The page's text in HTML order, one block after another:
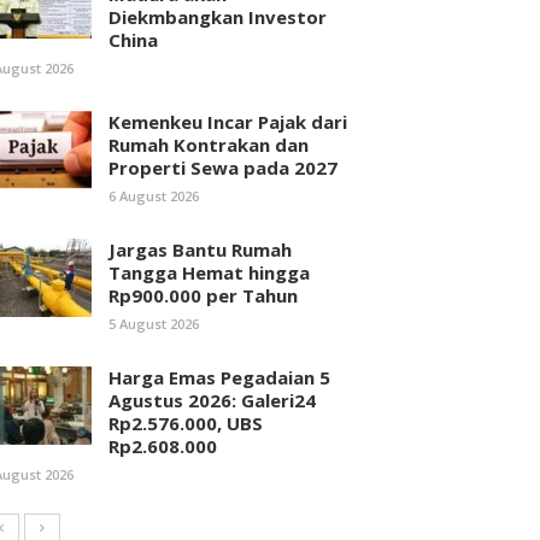
Diekmbangkan Investor
China
2026
Kemenkeu Incar Pajak dari
Rumah Kontrakan dan
Properti Sewa pada 2027
6 August 2026
Jargas Bantu Rumah
Tangga Hemat hingga
Rp900.000 per Tahun
5 August 2026
Harga Emas Pegadaian 5
Agustus 2026: Galeri24
Rp2.576.000, UBS
Rp2.608.000
2026